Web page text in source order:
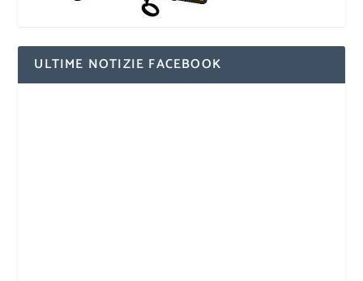
ULTIME NOTIZIE FACEBOOK